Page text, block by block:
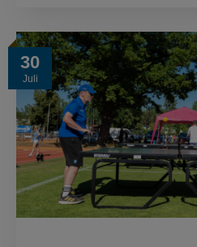
30
Juli